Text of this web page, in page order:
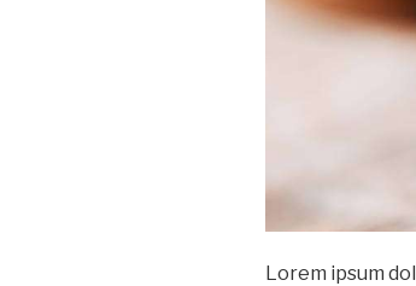
Lorem ipsum